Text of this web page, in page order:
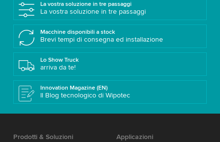
La vostra soluzione in tre passaggi
La vostra soluzione in tre passaggi
Macchine disponibili a stock
Brevi tempi di consegna ed installazione
Lo Show Truck
arriva da te!
Innovation Magazine (EN)
Il Blog tecnologico di Wipotec
Prodotti & Soluzioni
Applicazioni